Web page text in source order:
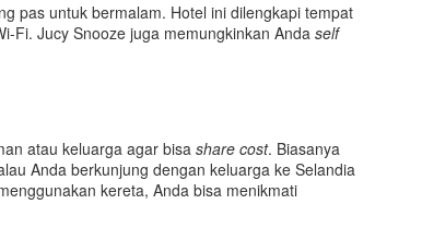
pas untuk bermalam. Hotel ini dilengkapi tempat
Fi. Jucy Snooze juga memungkinkan Anda self
atau keluarga agar bisa share cost. Biasanya
Anda berkunjung dengan keluarga ke Selandia
kereta, Anda bisa menikmati